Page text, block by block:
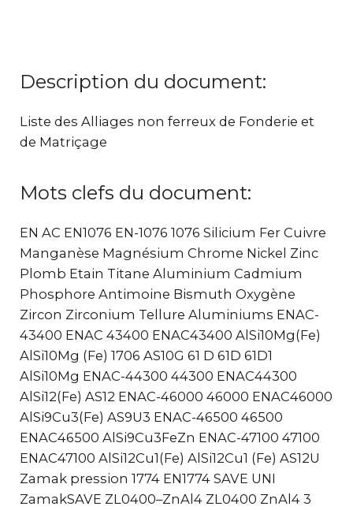
Description du document:
Liste des Alliages non ferreux de Fonderie et
de Matriçage
Mots clefs du document:
EN AC EN1076 EN-1076 1076 Silicium Fer Cuivre
Manganèse Magnésium Chrome Nickel Zinc
Plomb Etain Titane Aluminium Cadmium
Phosphore Antimoine Bismuth Oxygène
Zircon Zirconium Tellure Aluminiums ENAC-
43400 ENAC 43400 ENAC43400 AlSi10Mg(Fe)
AlSi10Mg (Fe) 1706 AS10G 61 D 61D 61D1
AlSi10Mg ENAC-44300 44300 ENAC44300
AlSi12(Fe) AS12 ENAC-46000 46000 ENAC46000
AlSi9Cu3(Fe) AS9U3 ENAC-46500 46500
ENAC46500 AlSi9Cu3FeZn ENAC-47100 47100
ENAC47100 AlSi12Cu1(Fe) AlSi12Cu1 (Fe) AS12U
Zamak pression 1774 EN1774 SAVE UNI
ZamakSAVE ZL0400–ZnAl4 ZL0400 ZnAl4 3